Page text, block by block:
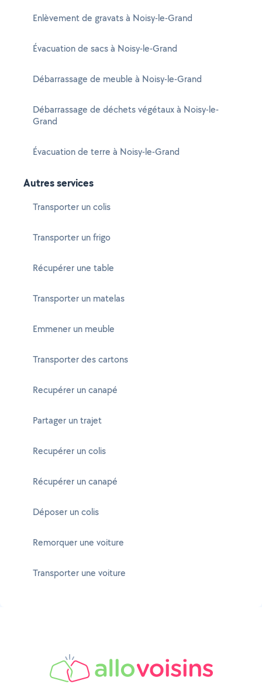
Enlèvement de gravats à Noisy-le-Grand
Évacuation de sacs à Noisy-le-Grand
Débarrassage de meuble à Noisy-le-Grand
Débarrassage de déchets végétaux à Noisy-le-
Grand
Évacuation de terre à Noisy-le-Grand
Autres services
Transporter un colis
Transporter un frigo
Récupérer une table
Transporter un matelas
Emmener un meuble
Transporter des cartons
Recupérer un canapé
Partager un trajet
Recupérer un colis
Récupérer un canapé
Déposer un colis
Remorquer une voiture
Transporter une voiture